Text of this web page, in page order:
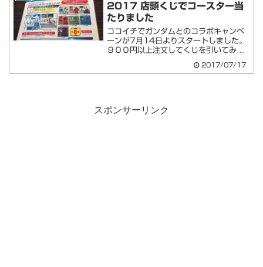
2017 店頭くじでコースター当
たりました
ココイチでガンダムとのコラボキャンペ
ーンが7月14日よりスタートしました。
９００円以上注文してくじを引いてみま
2017/07/17
スポンサーリンク